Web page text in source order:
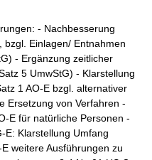
- Nachbesserung
bzgl. Einlagen/ Entnahmen
- Ergänzung zeitlicher
5 UmwStG) - Klarstellung
1 AO-E bzgl. alternativer
Ersetzung von Verfahren -
E für natürliche Personen -
E: Klarstellung Umfang
weitere Ausführungen zu